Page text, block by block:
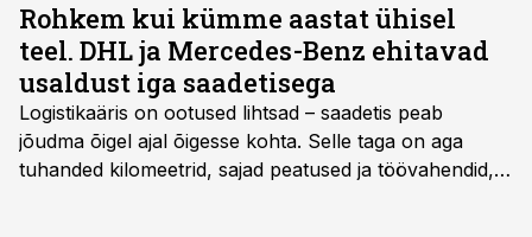
Rohkem kui kümme aastat ühisel
teel. DHL ja Mercedes-Benz ehitavad
usaldust iga saadetisega
Logistikaäris on ootused lihtsad – saadetis peab
jõudma õigel ajal õigesse kohta. Selle taga on aga
tuhanded kilomeetrid, sajad peatused ja töövahendid,